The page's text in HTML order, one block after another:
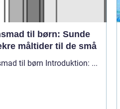
til børn: Sunde
måltider til de små
Aftensmad til børn Introduktion: ...